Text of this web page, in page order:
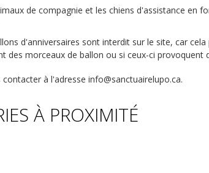
de compagnie et les chiens d'assistance en
d'anniversaires sont interdit sur le site, car
des morceaux de ballon ou si ceux-ci provoquent
contacter à l'adresse info@sanctuairelupo.ca.
À PROXIMITÉ